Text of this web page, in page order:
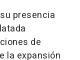
presencia
de
la expansión